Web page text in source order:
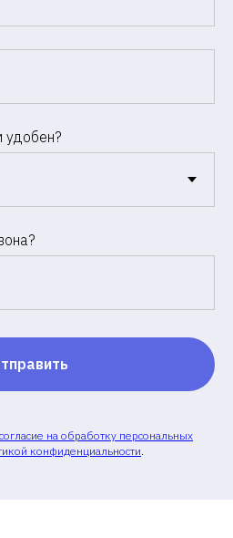
удобен?
согласие на обработку персональных
конфиденциальности.